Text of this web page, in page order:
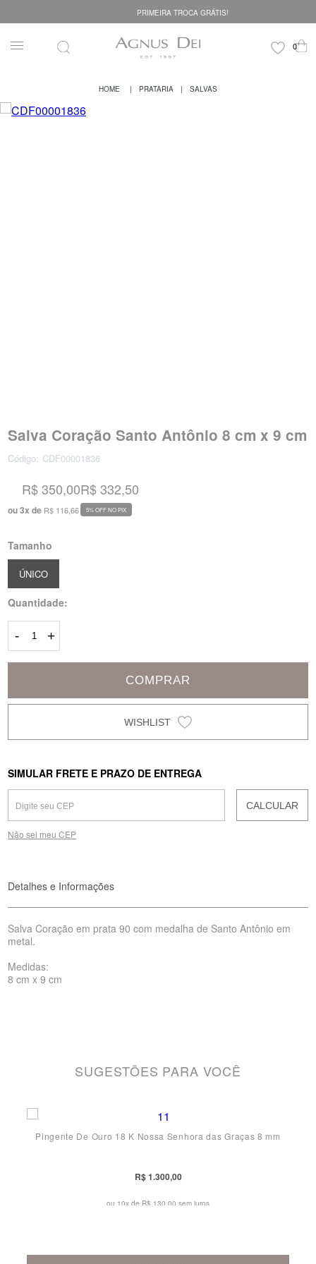
PRIMEIRA TROCA GRÁTIS!
PRATARIA SALVAS
Salva Coração Santo Antônio 8 cm x 9 cm
Código: CDF00001836
R$ 350,00
ou3x de R$ 116,66
R$ 332,50
5% OFF NO PIX
Tamanho
ÚNICO
Quantidade:
- +
COMPRAR
SIMULAR FRETE E PRAZO DE ENTREGA
CALCULAR
Não sei meu CEP
Detalhes e Informações
Salva Coração em prata 90 com medalha de Santo Antônio em
metal.
Medidas:
8 cm x 9 cm
SUGESTÕES PARA VOCÊ
Pingente De Ouro 18 K Nossa Senhora das Graças 8 mm
R$ 1.300,00
ou 10x de R$ 130,00 sem juros